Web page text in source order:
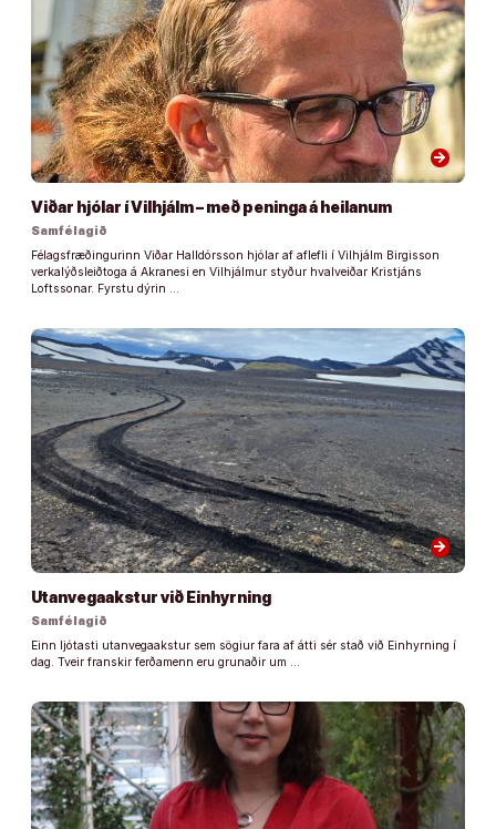
arrow_forward
Viðar hjólar í Vilhjálm – með peninga á heilanum
Samfélagið
Félagsfræðingurinn Viðar Halldórsson hjólar af aflefli í Vilhjálm Birgisson
verkalýðsleiðtoga á Akranesi en Vilhjálmur styður hvalveiðar Kristjáns
Loftssonar. Fyrstu dýrin …
arrow_forward
Utanvegaakstur við Einhyrning
Samfélagið
Einn ljótasti utanvegaakstur sem sögiur fara af átti sér stað við Einhyrning í
dag. Tveir franskir ferðamenn eru grunaðir um …